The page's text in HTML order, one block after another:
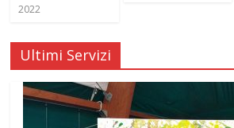
2022
Ultimi Servizi